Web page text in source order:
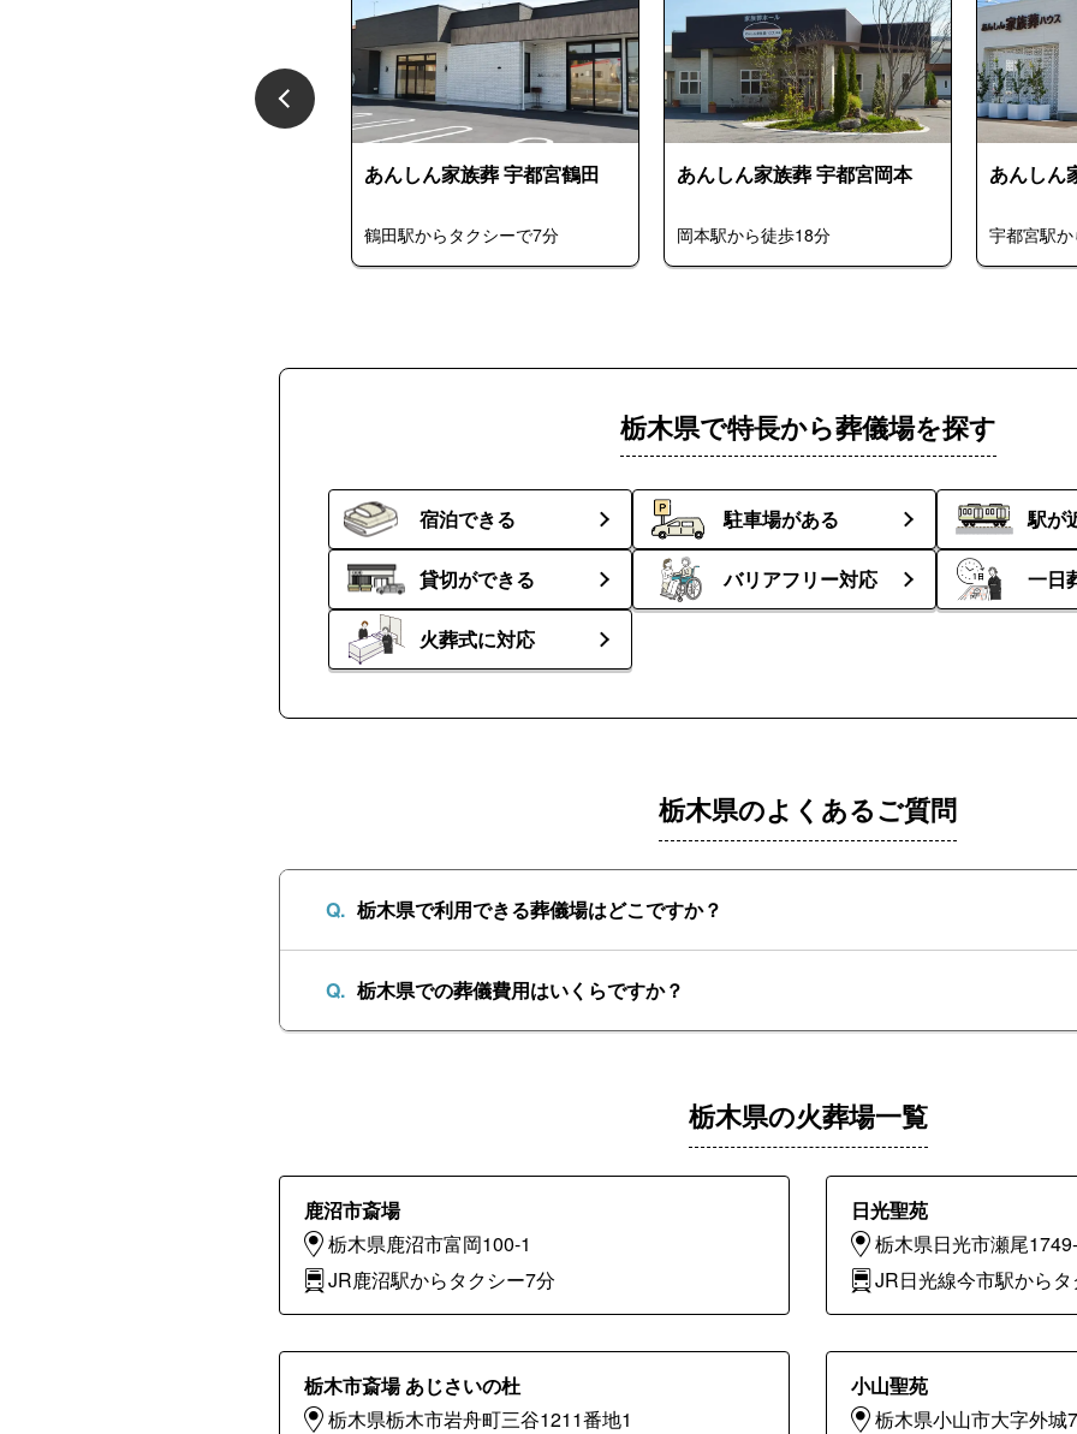
あんしん家族葬 宇都宮鶴田
鶴田駅からタクシーで7分
あんしん家族葬 宇都宮岡本
岡本駅から徒歩18分
あんしん
宇都宮駅
栃木県で特長から葬儀場を探す
宿泊できる 駐車場がある 駅が
貸切ができる バリアフリー対応 一日
火葬式に対応
栃木県のよくあるご質問
栃木県で利用できる葬儀場はどこですか？
栃木県での葬儀費用はいくらですか？
栃木県の火葬場一覧
鹿沼市斎場
栃木県鹿沼市富岡100-1
JR鹿沼駅からタクシー7分
日光聖苑
栃木県日光市瀬尾
JR日光線今市駅から
栃木市斎場 あじさいの杜
栃木県栃木市岩舟町三谷1211番地1
小山聖苑
栃木県小山市大字外城